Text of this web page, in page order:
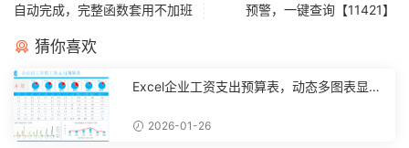
自动完成，完整函数套用不加班
预警，一键查询【11421】
猜你喜欢
Excel企业工资支出预算表，动态多图表显
2026-01-26